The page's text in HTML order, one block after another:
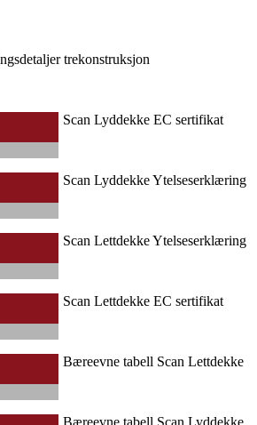
trekonstruksjon
Scan Lyddekke EC sertifikat
Scan Lyddekke Ytelseserklæring
Scan Lettdekke Ytelseserklæring
Scan Lettdekke EC sertifikat
Bæreevne tabell Scan Lettdekke
Bæreevne tabell Scan Lyddekke